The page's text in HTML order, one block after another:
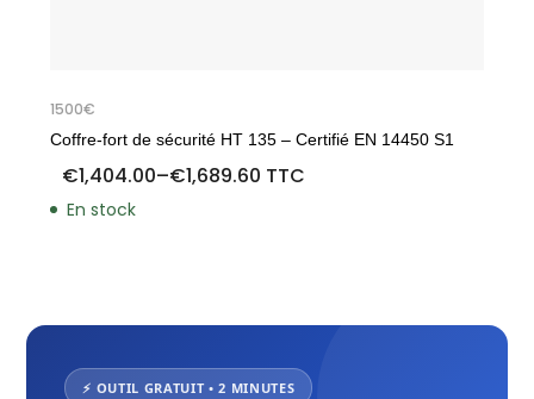
1500€
Coffre-fort de sécurité HT 135 – Certifié EN 14450 S1
€1,404.00–€1,689.60 TTC
En stock
⚡ OUTIL GRATUIT • 2 MINUTES